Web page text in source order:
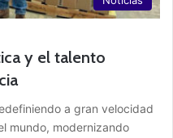
y el talento
a gran velocidad
mundo, modernizando